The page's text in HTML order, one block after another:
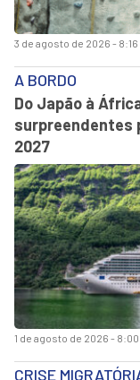
3 de agosto de 2026 - 8:16
1 de agosto de 2026 - 8:00
A BORDO
Do Japão à
surpreendentes
2027
CRISE